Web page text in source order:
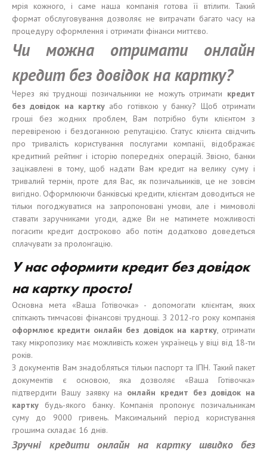
мрія кожного, і саме наша компанія готова її втілити. Такий
формат обслуговування дозволяє не витрачати багато часу на
процедуру оформлення і отримати фінанси миттєво.
Чи можна отримати онлайн
кредит без довідок на картку?
Через які труднощі позичальники не можуть отримати кредит
без довідок на картку або готівкою у банку? Щоб отримати
гроші без жодних проблем, Вам потрібно бути клієнтом з
перевіреною і бездоганною репутацією. Статус клієнта свідчить
про тривалість користування послугами компанії, відображає
кредитний рейтинг і історію попередніх операцій. Звісно, банки
зацікавлені в тому, щоб надати Вам кредит на велику суму і
тривалий термін, проте для Вас, як позичальників, це не зовсім
вигідно. Оформлюючи банківські кредити, клієнтам доводиться не
тільки погоджуватися на запропоновані умови, але і мимоволі
ставати заручниками угоди, адже Ви не матимете можливості
погасити кредит достроково або потім додатково доведеться
сплачувати за пролонгацію.
У нас оформити кредит без довідок
на картку просто!
Основна мета «Ваша Готівочка» - допомогати клієнтам, яких
спіткають тимчасові фінансові труднощі. З 2012-го року компанія
оформлює кредити онлайн без довідокна картку, отримати
таку мікропозику має можливість кожен українець у віці від 18-ти
років.
З документів Вам знадобляться тільки паспорт та ІПН. Такий пакет
документів є основою, яка дозволяє «Ваша Готівочка»
підтвердити Вашу заявку на онлайн кредит без довідок на
картку будь-якого банку. Компанія пропонує позичальникам
суму до 9000 гривень. Максимальний період користування
грошима складає 16 днів.
Зручні кредити онлайн на картку швидко без